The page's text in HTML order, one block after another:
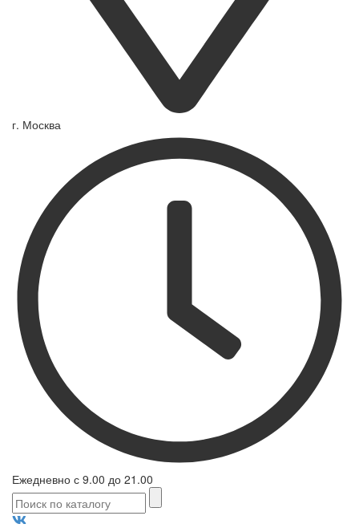
г. Москва
Ежедневно с 9.00 до 21.00